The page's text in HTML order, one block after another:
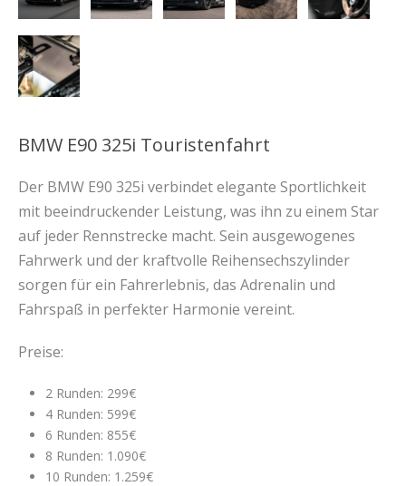
BMW E90 325i Touristenfahrt
Der BMW E90 325i verbindet elegante Sportlichkeit
mit beeindruckender Leistung, was ihn zu einem Star
auf jeder Rennstrecke macht. Sein ausgewogenes
Fahrwerk und der kraftvolle Reihensechszylinder
sorgen für ein Fahrerlebnis, das Adrenalin und
Fahrspaß in perfekter Harmonie vereint.
Preise:
2 Runden: 299€
4 Runden: 599€
6 Runden: 855€
8 Runden: 1.090€
10 Runden: 1.259€